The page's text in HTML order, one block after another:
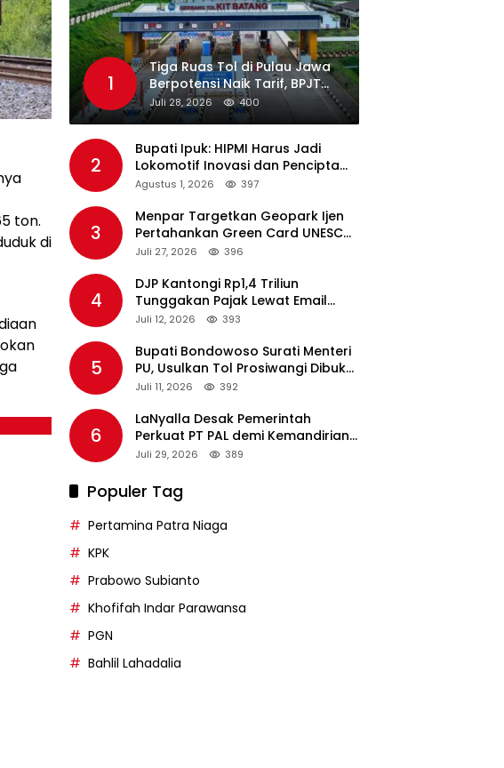
ton.
di
1
Tiga Ruas Tol di Pulau Jawa
Berpotensi Naik Tarif, BPJT
Tunggu Hasil Evaluasi
Standar Pelayanan
Juli 28, 2026 400
2
Bupati Ipuk: HIPMI Harus Jadi
Lokomotif Inovasi dan Pencipta
Lapangan Kerja
Agustus 1, 2026 397
3
Menpar Targetkan Geopark Ijen
Pertahankan Green Card UNESCO
pada Revalidasi Agustus 2026
Juli 27, 2026 396
4
DJP Kantongi Rp1,4 Triliun
Tunggakan Pajak Lewat Email
Pengingat, Total Piutang Masih
Juli 12, 2026 393
5
Bupati Bondowoso Surati Menteri
PU, Usulkan Tol Prosiwangi Dibuka
Sementara
Juli 11, 2026 392
6
LaNyalla Desak Pemerintah
Perkuat PT PAL demi Kemandirian
Industri Pertahanan Maritim
Juli 29, 2026 389
Populer Tag
Pertamina Patra Niaga
KPK
Prabowo Subianto
Khofifah Indar Parawansa
PGN
Bahlil Lahadalia